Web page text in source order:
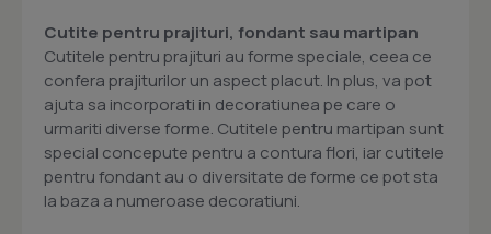
Cutite pentru prajituri, fondant sau martipan
Cutitele pentru prajituri au forme speciale, ceea ce
confera prajiturilor un aspect placut. In plus, va pot
ajuta sa incorporati in decoratiunea pe care o
urmariti diverse forme. Cutitele pentru martipan sunt
special concepute pentru a contura flori, iar cutitele
pentru fondant au o diversitate de forme ce pot sta
la baza a numeroase decoratiuni.